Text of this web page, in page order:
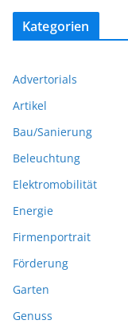
Kategorien
Advertorials
Artikel
Bau/Sanierung
Beleuchtung
Elektromobilität
Energie
Firmenportrait
Förderung
Garten
Genuss